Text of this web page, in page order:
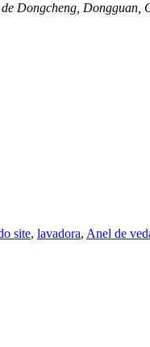
Dongcheng, Dongguan,
site, lavadora, Anel de